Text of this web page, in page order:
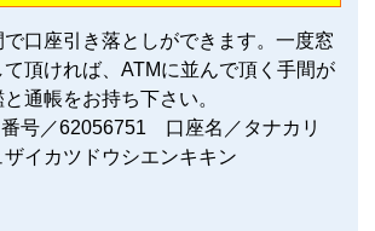
口座引き落としができます。一度窓
頂ければ、ATMに並んで頂く手間が
通帳をお持ち下さい。
号／62056751 口座名／タナカリ
ザイカツドウシエンキキン